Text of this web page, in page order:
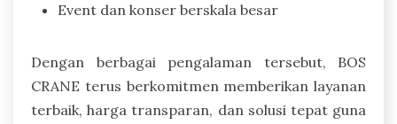
Event dan konser berskala besar
Dengan berbagai pengalaman tersebut, BOS
CRANE terus berkomitmen memberikan layanan
terbaik, harga transparan, dan solusi tepat guna